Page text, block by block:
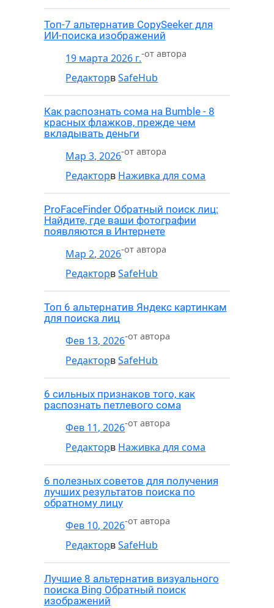
Топ-7 альтернатив CopySeeker для
ИИ-поиска изображений
19 марта 2026 г.-от автора
РедакторвSafeHub
Как распознать сома на Bumble - 8
красных флажков, прежде чем
вкладывать деньги
Мар 3, 2026-от автора
Редакторв Наживка для сома
ProFaceFinder Обратный поиск лиц:
Найдите, где ваши фотографии
появляются в Интернете
Мар 2, 2026-от автора
РедакторвSafeHub
Топ 6 альтернатив Яндекс картинкам
для поиска лиц
Фев 13, 2026-от автора
РедакторвSafeHub
6 сильных признаков того, как
распознать петлевого сома
Фев 11, 2026-от автора
Редакторв Наживка для сома
6 полезных советов для получения
лучших результатов поиска по
обратному лицу
Фев 10, 2026-от автора
РедакторвSafeHub
Лучшие 8 альтернатив визуального
поиска Bing Обратный поиск
изображений